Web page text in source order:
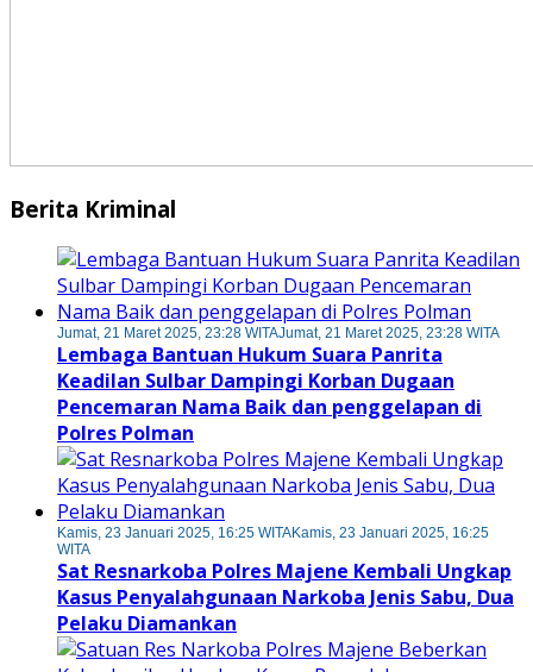
Berita Kriminal
Jumat, 21 Maret 2025, 23:28 WITAJumat, 21 Maret 2025, 23:28 WITA
Lembaga Bantuan Hukum Suara Panrita
Keadilan Sulbar Dampingi Korban Dugaan
Pencemaran Nama Baik dan penggelapan di
Polres Polman
Kamis, 23 Januari 2025, 16:25 WITAKamis, 23 Januari 2025, 16:25
WITA
Sat Resnarkoba Polres Majene Kembali Ungkap
Kasus Penyalahgunaan Narkoba Jenis Sabu, Dua
Pelaku Diamankan